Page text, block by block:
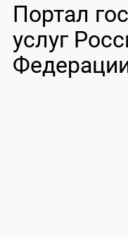
Портал
услуг